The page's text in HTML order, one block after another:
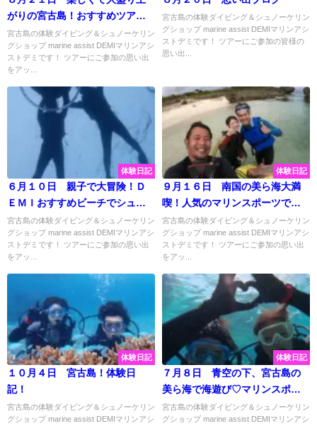
がりの宮古島！おすすめツアー
は体験ダイビング＆シュノーケ
リング♡
宮古島の体験ダイビング＆シュノーケリン
グショップ marine assist DEMIマリンアシ
ストデミです！ ツアーにご参加の思い出
をアッ...
宮古島の体験ダイビング＆シュノーケリン
グショップ marine assist DEMIマリンアシ
ストデミです！ ツアーにご参加の皆様の
思い出...
体験日記
６月１０日 親子で大冒険！Ｄ
ＥＭＩおすすめビーチでシュノ
ーケリング水中観察♪
宮古島の体験ダイビング＆シュノーケリン
グショップ marine assist DEMIマリンアシ
ストデミです！ ツアーにご参加の思い出
をアッ...
体験日記
９月１６日 南国の美ら海大満
喫！人気のマリンスポーツでお
すすめビーチを楽しんできまし
た♡
宮古島の体験ダイビング＆シュノーケリン
グショップ marine assist DEMIマリンアシ
ストデミです！ ツアーにご参加の思い出
をアッ...
体験日記
１０月４日 宮古島！体験日
記！
宮古島の体験ダイビング＆シュノーケリン
グショップ marine assist DEMIマリンアシ
体験日記
７月８日 青空の下、宮古島の
美ら海で海遊び♡マリンスポー
ツ最高～☆
宮古島の体験ダイビング＆シュノーケリン
グショップ marine assist DEMIマリンアシ